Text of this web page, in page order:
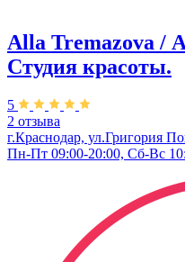
Alla Tremazova /
Студия красоты.
5
2 отзыва
г.Краснодар, ул.​Григория
Пн-Пт 09:00-20:00, Сб-Вс